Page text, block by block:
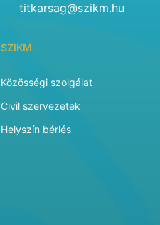
titkarsag@szikm.hu
SZIKM
Közösségi szolgálat
Civil szervezetek
Helyszín bérlés